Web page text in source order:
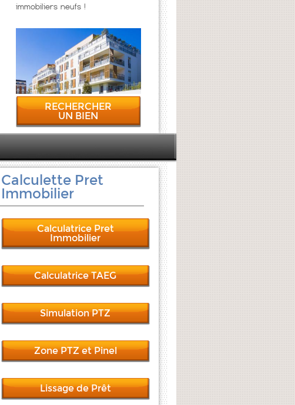
immobiliers neufs !
RECHERCHER
UN BIEN
Calculette Pret
Immobilier
Calculatrice Pret
Immobilier
Calculatrice TAEG
Simulation PTZ
Zone PTZ et Pinel
Lissage de Prêt